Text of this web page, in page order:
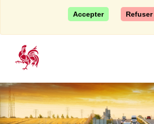
Accepter Refuser